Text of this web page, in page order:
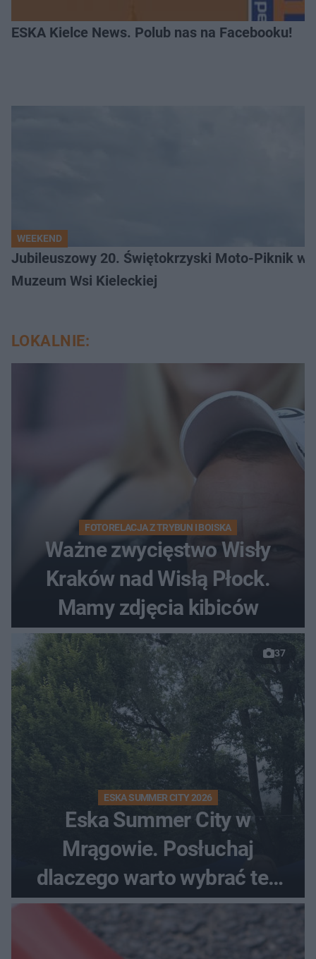
ESKA Kielce News. Polub nas na Facebooku!
WEEKEND
Jubileuszowy 20. Świętokrzyski Moto-Piknik w
Muzeum Wsi Kieleckiej
LOKALNIE:
FOTORELACJA Z TRYBUN I BOISKA
Ważne zwycięstwo Wisły
Kraków nad Wisłą Płock.
Mamy zdjęcia kibiców
37
ESKA SUMMER CITY 2026
Eska Summer City w
Mrągowie. Posłuchaj
dlaczego warto wybrać ten
kierunek na urlop!